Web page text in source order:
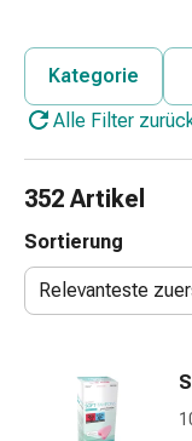
Wund-
Kategorie
Alle Filter
352 Artikel
Sortierung
Relevanteste